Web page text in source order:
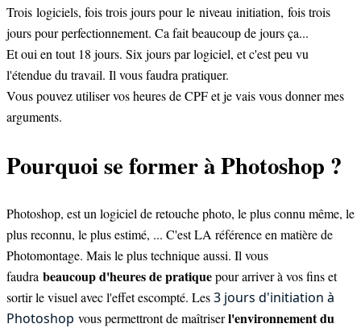
Trois logiciels, fois trois jours pour le niveau initiation, fois trois
jours pour perfectionnement. Ca fait beaucoup de jours ça...
Et oui en tout 18 jours. Six jours par logiciel, et c'est peu vu
l'étendue du travail. Il vous faudra pratiquer.
Vous pouvez utiliser vosheures de CPFet je vais vous donner mes
arguments.
Pourquoi se former à Photoshop ?
Photoshop, est un logiciel de retouche photo, le plus connu même, le
plus reconnu, le plus estimé, ... C'est LA référence en matière de
Photomontage. Mais le plus technique aussi. Il vous
faudra beaucoup d'heures de pratiquepour arriver à vos fins et
sortir le visuel avec l'effet escompté. Les3 jours d'initiation à
Photoshop vous permettront de maîtriserl'environnement du